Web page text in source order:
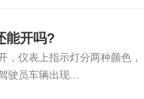
能开吗?
，仪表上指示灯分两种颜色，
驶员车辆出现...